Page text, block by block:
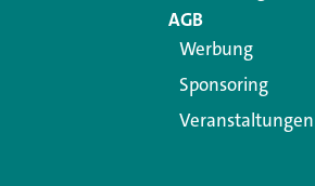
AGB
Werbung
Sponsoring
Veranstaltungen